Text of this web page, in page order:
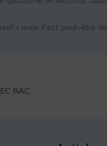
» mais il est peut-être
CLÔTURE RÉSIDENTIELLE, TUBES ALUMINIUM AVEC RACCORDS CREATUBE